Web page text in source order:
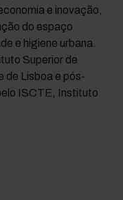
e inovação,
do espaço
e higiene urbana.
Superior de
de Lisboa e pós-
ISCTE, Instituto